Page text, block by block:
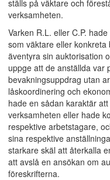
ställs på väktare och
verksamheten.
Varken R.L. eller C.P.
som väktare eller
äventyra sin auktorisation
uppge att de anställda var
bevakningsuppdrag utan
låskoordinering och
hade en sådan karaktär
verksamheten eller hade
respektive arbetstagare,
sina respektive
starkare skäl att återkalla
att avslå en ansökan om
föreskrifterna.